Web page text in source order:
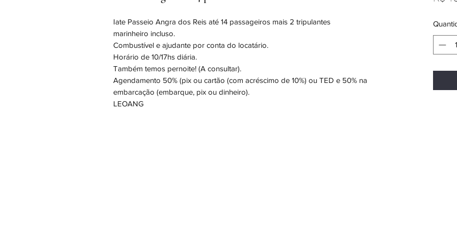
Iate Passeio Angra dos Reis até 14 passageiros mais 2 tripulantes
marinheiro incluso.
Combustível e ajudante por conta do locatário.
Horário de 10/17hs diária.
Também temos pernoite! (A consultar).
Agendamento 50% (pix ou cartão (com acréscimo de 10%) ou TED e 50% na
embarcação (embarque, pix ou dinheiro).
LEOANG